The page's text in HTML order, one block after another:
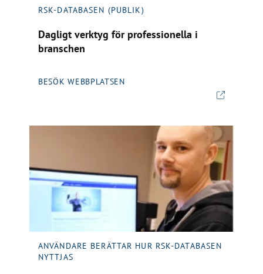
RSK-DATABASEN (PUBLIK)
Dagligt verktyg för professionella i
branschen
BESÖK WEBBPLATSEN
ANVÄNDARE BERÄTTAR HUR RSK-DATABASEN
NYTTJAS